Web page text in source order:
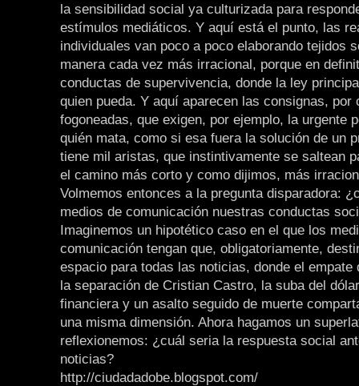
la sensibilidad social ya culturizada para
estímulos mediáticos. Y aquí está el punto, las
individuales van poco a poco elaborando tejidos
manera cada vez más irracional, porque en
conductas de supervivencia, donde la ley
quien pueda. Y aquí aparecen las consignas, por
fogoneadas, que exigen, por ejemplo, la urgente
quién mata, como si esa fuera la solución de un
tiene mil aristas, que instintivamente se saltean
el camino más corto y como dijimos, más
Volmemos entonces a la pregunta disparadora:
medios de comunicación nuestras conductas
Imaginemos un hipotético caso en el que los
comunicación tengan que, obligatoriamente,
espacio para todas las noticias, donde el empate
la separación de Cristian Castro, la suba del
financiera y un asalto seguido de muerte
una misma dimensión. Ahora hagamos un
reflexionemos: ¿cuál seria la respuesta social
noticias?
http://ciudadadobe.blogspot.com/